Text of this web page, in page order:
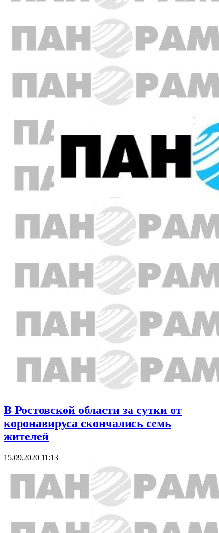
В Ростовской области за сутки от
коронавируса скончались семь
жителей
15.09.2020 11:13